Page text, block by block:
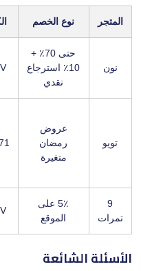
المتجر نوع الخصم
نون
حتى 70٪ +
10٪ استرجاع
نقدي
تويو
عروض
رمضان
متغيرة
9
تمرات
5٪ على
الموقع
الأسئلة الشائعة